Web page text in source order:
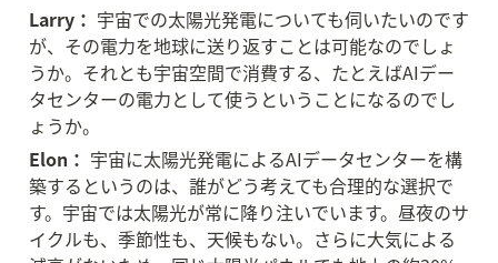
Larry： 宇宙での太陽光発電についても伺いたいのです
が、その電力を地球に送り返すことは可能なのでしょ
うか。それとも宇宙空間で消費する、たとえばAIデー
タセンターの電力として使うということになるのでし
ょうか。
Elon： 宇宙に太陽光発電によるAIデータセンターを構
築するというのは、誰がどう考えても合理的な選択で
す。宇宙では太陽光が常に降り注いでいます。昼夜のサ
イクルも、季節性も、天候もない。さらに大気による